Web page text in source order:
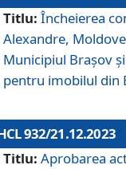
Titlu: Încheierea
Alexandre,
Municipiul Braşov
pentru imobilul din
932/21.12.2023
Titlu: Aprobarea